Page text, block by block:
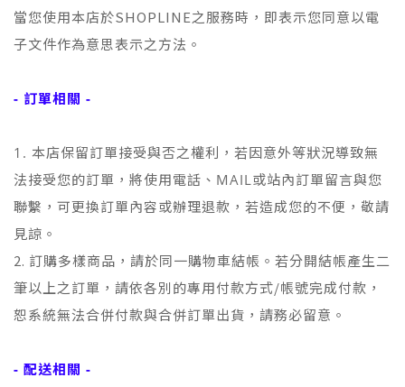
當您使用本店於SHOPLINE之服務時，即表示您同意以電
子文件作為意思表示之方法。
- 訂單相關 -
1. 本店保留訂單接受與否之權利，若因意外等狀況導致無
法接受您的訂單，將使用電話、MAIL或站內訂單留言與您
聯繫， 可更換訂單內容或辦理退款，若造成您的不便，敬請
見諒。
2. 訂購多樣商品，請於同一購物車結帳。若分開結帳產生二
筆以上之訂單，請依各別的專用付款方式/帳號完成付款，
恕系統無法合併付款與合併訂單出貨，請務必留意。
- 配送相關 -